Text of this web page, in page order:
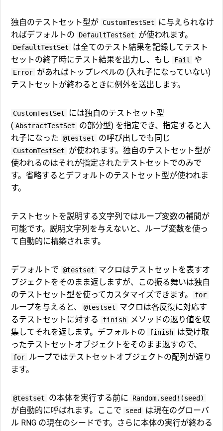
独自のテストセット型が CustomTestSet
に与えられなけ
ればデフォルトの
DefaultTestSet が使われます。
DefaultTestSet
は全てのテスト結果を記録してテスト
セットの終了時にテスト結果を出力し、もし
Fail や
Error があればトップレベルの (入れ子になっていない)
テストセットが終わるときに例外を送出します。
CustomTestSet
には独自のテストセット型
( AbstractTestSet
の部分型) を指定でき、指定すると入
れ子になった @testset の呼び出しでも同じ
CustomTestSet
が使われます。独自のテストセット型が
使われるのはそれが指定されたテストセットでのみで
す。省略するとデフォルトのテストセット型が使われま
す。
テストセットを説明する文字列ではループ変数の補間が
可能です。説明文字列を与えないと、ループ変数を使っ
て自動的に構築されます。
デフォルトで @testset
マクロはテストセットを表すオ
ブジェクトをそのまま返しますが、この振る舞いは独自
のテストセット型を使ってカスタマイズできます。
for
ループを与えると、 @testset
マクロは各反復に対応す
るテストセットに対する
finish
メソッドの返り値を収
集してそれを返します。デフォルトの
finish は受け取
ったテストセットオブジェクトをそのまま返すので、
for
ループではテストセットオブジェクトの配列が返り
ます。
@testset の本体を実行する前に Random.seed!(seed)
が自動的に呼ばれます。ここで seed は現在のグローバ
ル RNG の現在のシードです。さらに本体の実行が終わる